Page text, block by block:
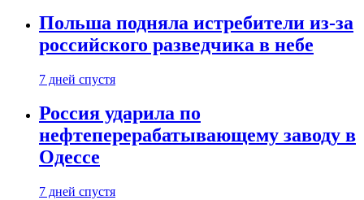
Польша подняла истребители из-за
российского разведчика в небе
7 дней спустя
Россия ударила по
нефтеперерабатывающему заводу в
Одессе
7 дней спустя